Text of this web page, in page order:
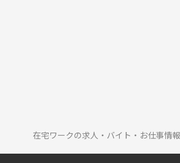
在宅ワークの求人・バイト・お仕事情